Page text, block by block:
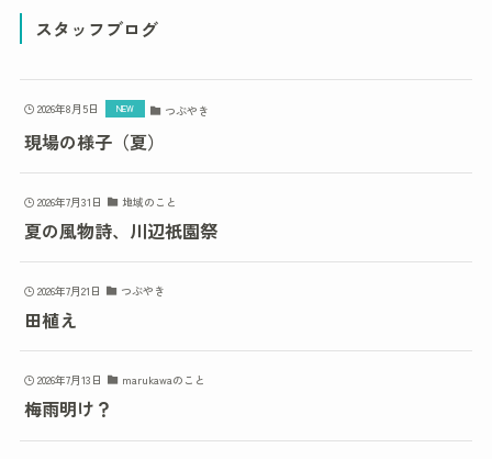
スタッフブログ
2026年8月5日 つぶやき
現場の様子（夏）
2026年7月31日 地域のこと
夏の風物詩、川辺祇園祭
2026年7月21日 つぶやき
田植え
2026年7月13日 marukawaのこと
梅雨明け？